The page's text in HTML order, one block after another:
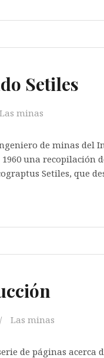
Setiles
Las minas
de minas del
una recopilación
Setiles, que
Las minas
de páginas acerca